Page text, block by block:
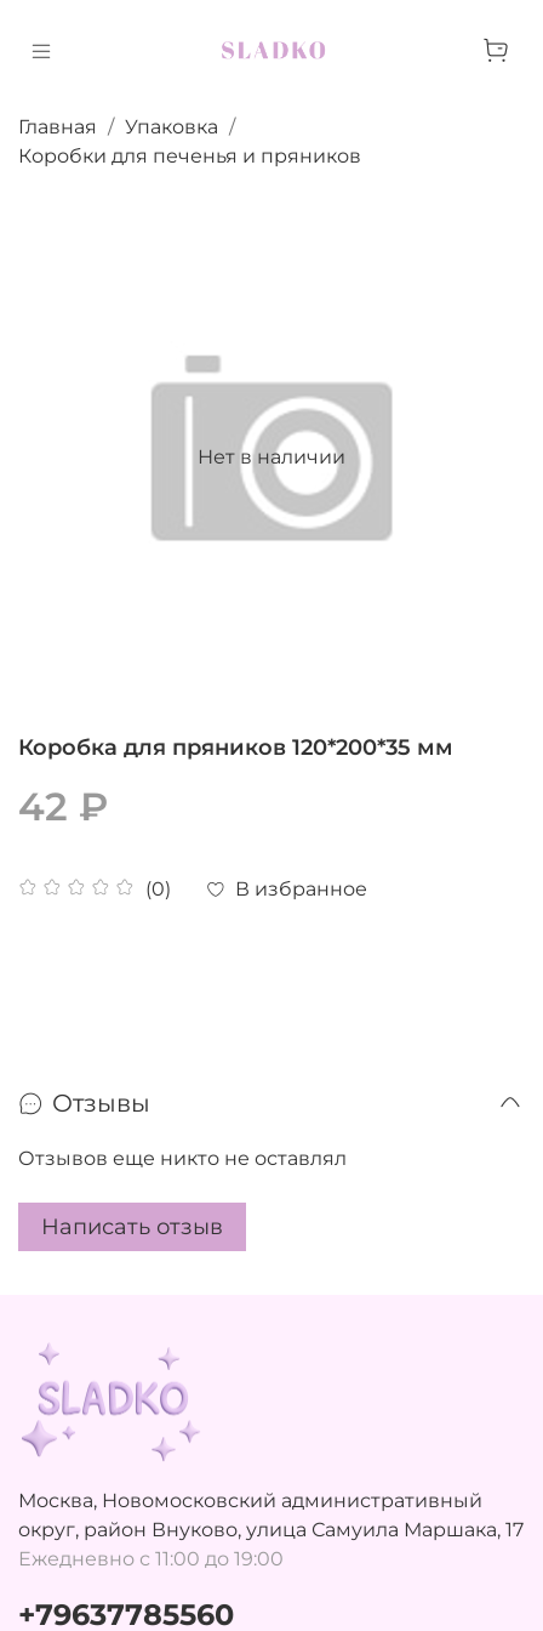
Главная
Упаковка
Коробки для печенья и пряников
Нет в наличии
Коробка для пряников 120*200*35 мм
(0) В избранное
42 ₽
Отзывы
Отзывов еще никто не оставлял
Написать отзыв
Москва, Новомосковский административный
округ, район Внуково, улица Самуила Маршака, 17
Ежедневно с 11:00 до 19:00
+79637785560